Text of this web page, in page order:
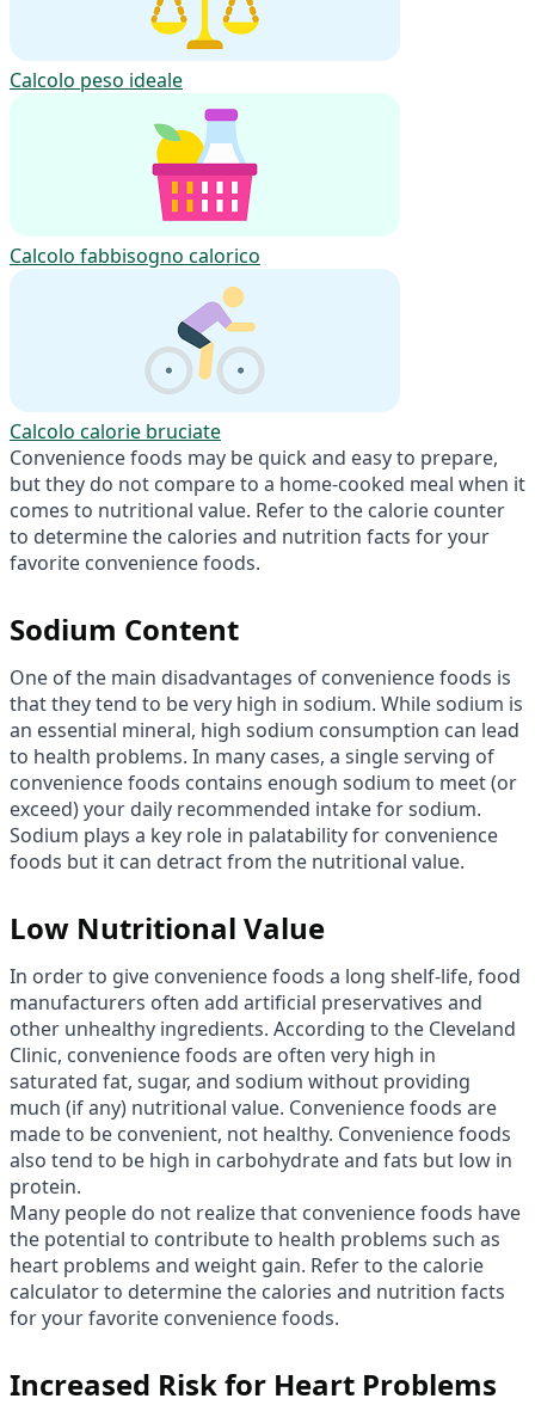
Calcolo peso ideale
Calcolo fabbisogno calorico
Calcolo calorie bruciate
Convenience foods may be quick and easy to prepare,
but they do not compare to a home-cooked meal when it
comes to nutritional value. Refer to the calorie counter
to determine the calories and nutrition facts for your
favorite convenience foods.
Sodium Content
One of the main disadvantages of convenience foods is
that they tend to be very high in sodium. While sodium is
an essential mineral, high sodium consumption can lead
to health problems. In many cases, a single serving of
convenience foods contains enough sodium to meet (or
exceed) your daily recommended intake for sodium.
Sodium plays a key role in palatability for convenience
foods but it can detract from the nutritional value.
Low Nutritional Value
In order to give convenience foods a long shelf-life, food
manufacturers often add artificial preservatives and
other unhealthy ingredients. According to the Cleveland
Clinic, convenience foods are often very high in
saturated fat, sugar, and sodium without providing
much (if any) nutritional value. Convenience foods are
made to be convenient, not healthy. Convenience foods
also tend to be high in carbohydrate and fats but low in
protein.
Many people do not realize that convenience foods have
the potential to contribute to health problems such as
heart problems and weight gain. Refer to the calorie
calculator to determine the calories and nutrition facts
for your favorite convenience foods.
Increased Risk for Heart Problems